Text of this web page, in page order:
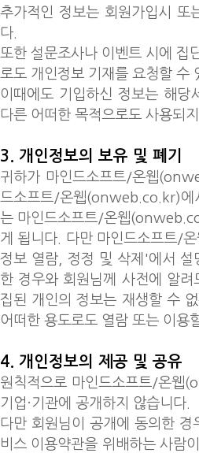
추가적인 정보는 회원가입시 또
다.
또한 설문조사나 이벤트 시에 집
로도 개인정보 기재를 요청할 수
이때에도 기입하신 정보는 해당
다른 어떠한 목적으로도 사용되
3. 개인정보의 보유 및 폐기
귀하가 마인드소프트/온웹
드소프트/온웹(onweb.co.kr)에
는 마인드소프트/온웹
게 됩니다. 다만 마인드소프트/
정보 열람, 정정 및 삭제'에서 설
한 경우와 회원님께 사전에 알
집된 개인의 정보는 재생할 수
어떠한 용도로도 열람 또는 이용
4. 개인정보의 제공 및 공유
원칙적으로 마인드소프트/온웹
기업·기관에 공개하지 않습니다.
다만 회원님이 공개에 동의한
비스 이용약관을 위배하는 사람